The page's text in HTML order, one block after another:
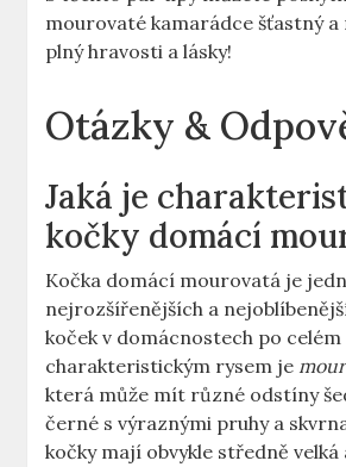
mourovaté kamarádce šťastný a
plný hravosti a lásky!
Otázky &
Jaká je
kočky domácí
Kočka domácí mourovatá je
nejrozšířenějších a
koček v domácnostech po celém
charakteristickým rysem je
která může mít různé odstíny
černé s výraznými pruhy a
kočky mají obvykle středně velká